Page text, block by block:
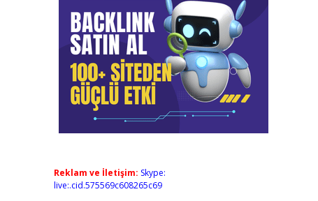
Reklam ve İletişim: Skype:
live:.cid.575569c608265c69